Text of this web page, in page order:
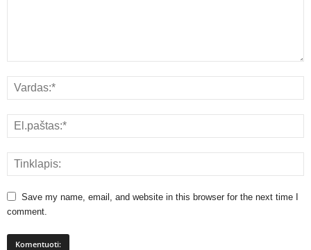
Save my name, email, and website in this browser for the next time I
comment.